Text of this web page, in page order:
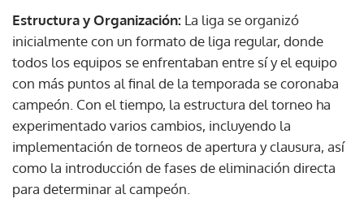
Estructura y Organización: La liga se organizó
inicialmente con un formato de liga regular, donde
todos los equipos se enfrentaban entre sí y el equipo
con más puntos al final de la temporada se coronaba
campeón. Con el tiempo, la estructura del torneo ha
experimentado varios cambios, incluyendo la
implementación de torneos de apertura y clausura, así
como la introducción de fases de eliminación directa
para determinar al campeón.